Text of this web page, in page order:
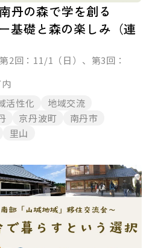
丹の森で学を創る
基礎と森の楽しみ（連
2回：11/1（日）、第3回：
活性化
地域交流
京丹波町
南丹市
里山